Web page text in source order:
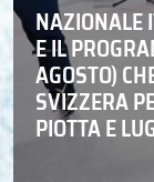
NAZIONALE
E IL
AGOSTO)
SVIZZERA
PIOTTA E